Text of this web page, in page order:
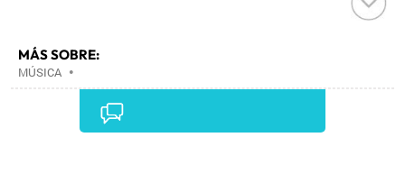
MÁS SOBRE:
MÚSICA •